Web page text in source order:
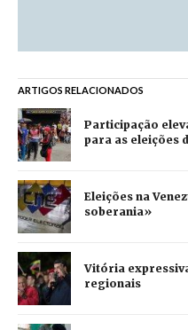
ARTIGOS RELACIONADOS
Participação
para as eleições
Eleições na
soberania»
Vitória
regionais